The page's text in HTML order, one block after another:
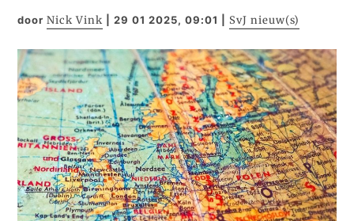
doorNick Vink |29 01 2025, 09:01 SvJ nieuw(s)